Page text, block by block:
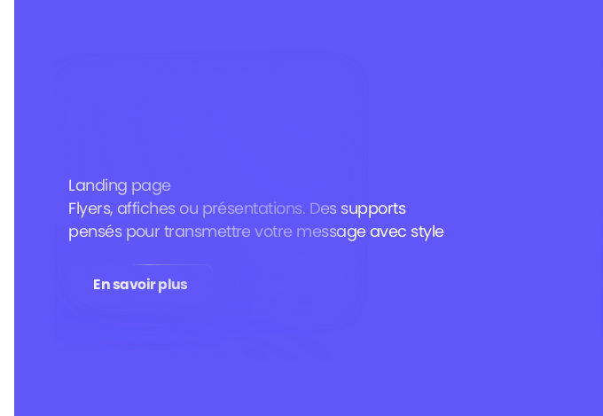
Landing page
Flyers, affiches ou présentations. Des supports
pensés pour transmettre votre message avec style
En savoir plus
En savoir plus